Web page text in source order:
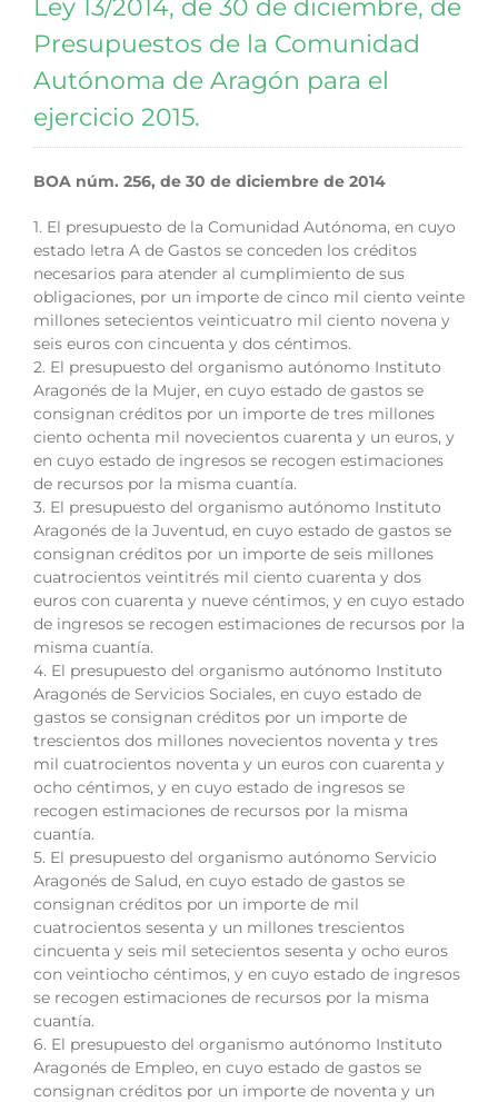
Ley 13/2014, de 30 de diciembre, de
Presupuestos de la Comunidad
Autónoma de Aragón para el
ejercicio 2015.
BOA núm. 256, de 30 de diciembre de 2014
1. El presupuesto de la Comunidad Autónoma, en cuyo
estado letra A de Gastos se conceden los créditos
necesarios para atender al cumplimiento de sus
obligaciones, por un importe de cinco mil ciento veinte
millones setecientos veinticuatro mil ciento novena y
seis euros con cincuenta y dos céntimos.
2. El presupuesto del organismo autónomo Instituto
Aragonés de la Mujer, en cuyo estado de gastos se
consignan créditos por un importe de tres millones
ciento ochenta mil novecientos cuarenta y un euros, y
en cuyo estado de ingresos se recogen estimaciones
de recursos por la misma cuantía.
3. El presupuesto del organismo autónomo Instituto
Aragonés de la Juventud, en cuyo estado de gastos se
consignan créditos por un importe de seis millones
cuatrocientos veintitrés mil ciento cuarenta y dos
euros con cuarenta y nueve céntimos, y en cuyo estado
de ingresos se recogen estimaciones de recursos por la
misma cuantía.
4. El presupuesto del organismo autónomo Instituto
Aragonés de Servicios Sociales, en cuyo estado de
gastos se consignan créditos por un importe de
trescientos dos millones novecientos noventa y tres
mil cuatrocientos noventa y un euros con cuarenta y
ocho céntimos, y en cuyo estado de ingresos se
recogen estimaciones de recursos por la misma
cuantía.
5. El presupuesto del organismo autónomo Servicio
Aragonés de Salud, en cuyo estado de gastos se
consignan créditos por un importe de mil
cuatrocientos sesenta y un millones trescientos
cincuenta y seis mil setecientos sesenta y ocho euros
con veintiocho céntimos, y en cuyo estado de ingresos
se recogen estimaciones de recursos por la misma
cuantía.
6. El presupuesto del organismo autónomo Instituto
Aragonés de Empleo, en cuyo estado de gastos se
consignan créditos por un importe de noventa y un